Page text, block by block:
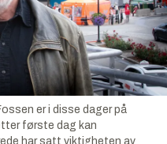
er i disse dager på
første dag kan
har satt viktigheten av